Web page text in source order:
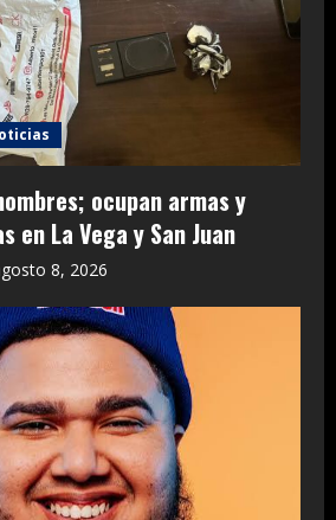
ocupan armas y
en La Vega y San Juan
8, 2026